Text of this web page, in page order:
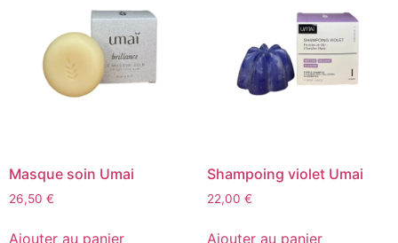
Masque soin Umai
26,50 €
Ajouter au panier
Shampoing violet Umai
22,00 €
Ajouter au panier